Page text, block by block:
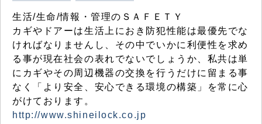
生活/生命/情報・管理のＳＡＦＥＴＹ
カギやドアーは生活上におき防犯性能は最優先でな
ければなりませんし、その中でいかに利便性を求め
る事が現在社会の表れでないでしょうか、私共は単
にカギやその周辺機器の交換を行うだけに留まる事
なく「より安全、安心できる環境の構築」を常に心
がけております。
http://www.shineilock.co.jp